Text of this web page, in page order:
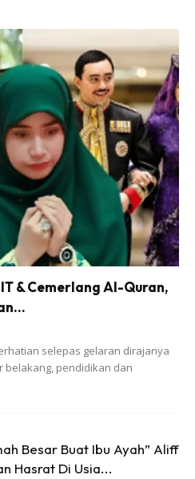
bertanggungjawab, anak-
serta mempunyai sahabat
rezeki, mari kita jadikan
panduan utama untuk
& Cemerlang Al-Quran,
selepas gelaran dirajanya
belakang, pendidikan dan
Besar Buat Ibu Ayah” Aliff
Hasrat Di Usia...